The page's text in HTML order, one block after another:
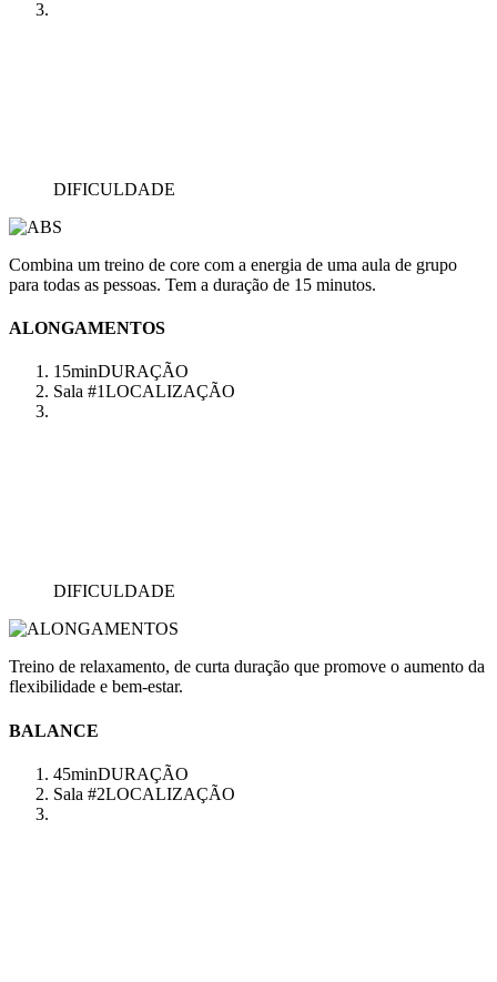
DIFICULDADE
Combina um treino de core com a energia de uma aula de grupo
para todas as pessoas. Tem a duração de 15 minutos.
ALONGAMENTOS
15minDURAÇÃO
Sala #1LOCALIZAÇÃO
DIFICULDADE
Treino de relaxamento, de curta duração que promove o aumento da
flexibilidade e bem-estar.
BALANCE
45minDURAÇÃO
Sala #2LOCALIZAÇÃO